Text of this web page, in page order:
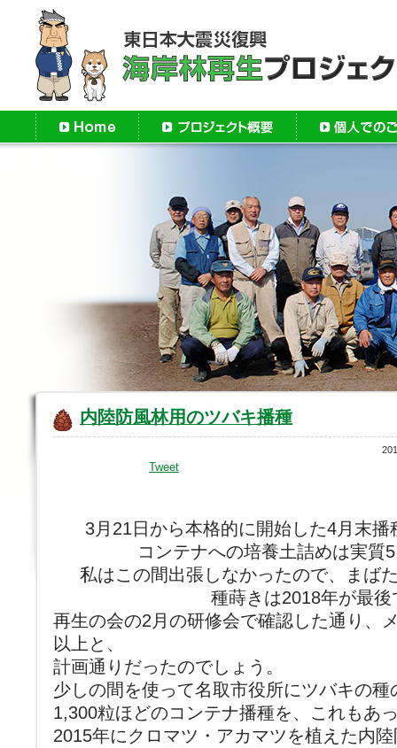
内陸防風林用のツバキ播種
Tweet
3月21日から本格的に開始した4月末
コンテナへの培養土詰めは実質
私はこの間出張しなかったので、まば
種蒔きは2018年が最後
再生の会の2月の研修会で確認した通り、
以上と、
計画通りだったのでしょう。
少しの間を使って名取市役所にツバキの
1,300粒ほどのコンテナ播種を、これもあ
2015年にクロマツ・アカマツを植えた内